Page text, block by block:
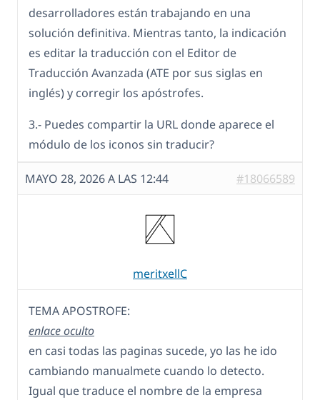
desarrolladores están trabajando en una
solución definitiva. Mientras tanto, la indicación
es editar la traducción con el Editor de
Traducción Avanzada (ATE por sus siglas en
inglés) y corregir los apóstrofes.
3.- Puedes compartir la URL donde aparece el
módulo de los iconos sin traducir?
MAYO 28, 2026 A LAS 12:44 #18066589
meritxellC
TEMA APOSTROFE:
enlace oculto
en casi todas las paginas sucede, yo las he ido
cambiando manualmete cuando lo detecto.
Igual que traduce el nombre de la empresa